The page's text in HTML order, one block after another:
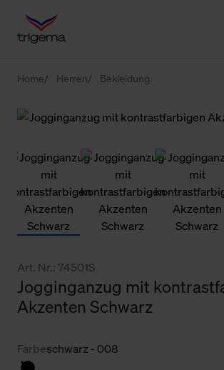
Home Herren Bekleidung
Art. Nr.: 74501S
Jogginganzug mit
Akzenten Schwarz
Farbeschwarz - 008